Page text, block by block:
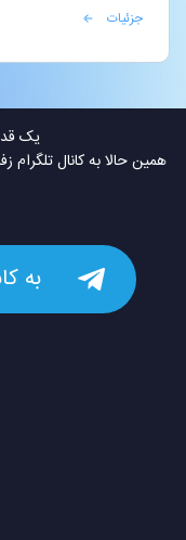
جزئیات
یک
همین حالا به کانال تلگرام
به